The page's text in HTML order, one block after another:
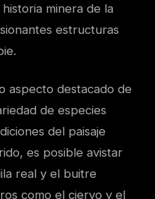
minera de la
estructuras
aspecto destacado de
de especies
del paisaje
es posible avistar
real y el buitre
como el ciervo y el